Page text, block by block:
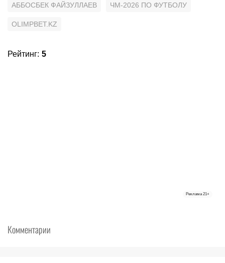
АББОСБЕК ФАЙЗУЛЛАЕВ ЧМ-2026 ПО ФУТБОЛУ
OLIMPBET.KZ
Рейтинг: 5
Реклама 21+
Комментарии